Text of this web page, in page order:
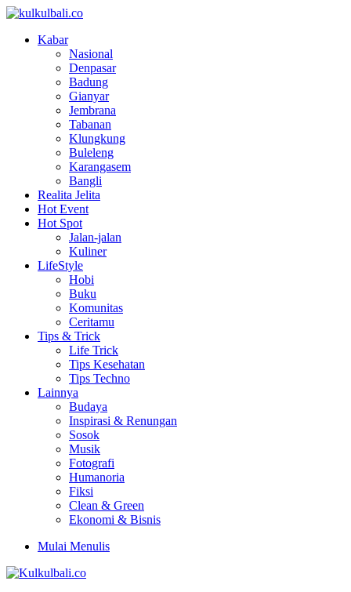
Kabar
Nasional
Denpasar
Badung
Gianyar
Jembrana
Tabanan
Klungkung
Buleleng
Karangasem
Bangli
Realita Jelita
Hot Event
Hot Spot
Jalan-jalan
Kuliner
LifeStyle
Hobi
Buku
Komunitas
Ceritamu
Tips & Trick
Life Trick
Tips Kesehatan
Tips Techno
Lainnya
Budaya
Inspirasi & Renungan
Sosok
Musik
Fotografi
Humanoria
Fiksi
Clean & Green
Ekonomi & Bisnis
Mulai Menulis